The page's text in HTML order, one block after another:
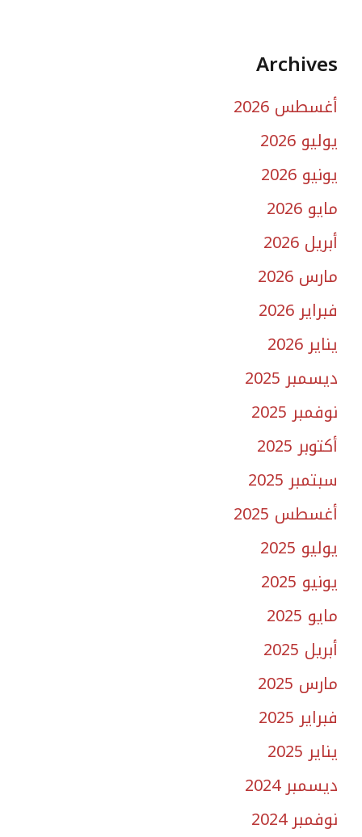
Archives
أغسطس 2026
يوليو 2026
يونيو 2026
مايو 2026
أبريل 2026
مارس 2026
فبراير 2026
يناير 2026
ديسمبر 2025
نوفمبر 2025
أكتوبر 2025
سبتمبر 2025
أغسطس 2025
يوليو 2025
يونيو 2025
مايو 2025
أبريل 2025
مارس 2025
فبراير 2025
يناير 2025
ديسمبر 2024
نوفمبر 2024